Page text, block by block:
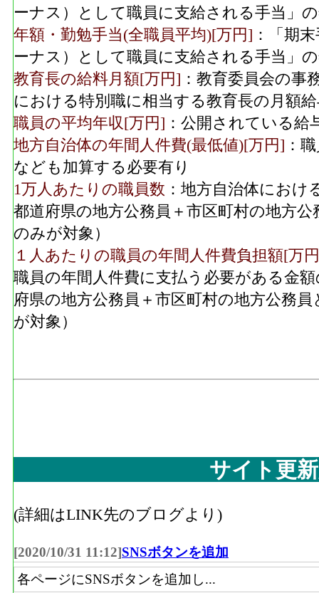
ーナス）として職員に支給される手当」
年額・勤勉手当(全職員平均)[万円] ：「期
ーナス）として職員に支給される手当」
教育長の給料月額[万円] ：教育委員会の事
における特別職に相当する教育長の月額
職員の平均年収[万円] ：公開されている
地方自治体の年間人件費(最低値)[万円] ：
なども加算する必要有り
1万人あたりの職員数 ：地方自治体におけ
都道府県の地方公務員＋市区町村の地方
のみが対象）
１人あたりの職員の年間人件費負担額[万
職員の年間人件費に支払う必要がある金
府県の地方公務員＋市区町村の地方公務
が対象）
サイト更
(詳細はLINK先のブログより)
[2020/10/31 11:12]SNSボタンを追加
各ページにSNSボタンを追加し...